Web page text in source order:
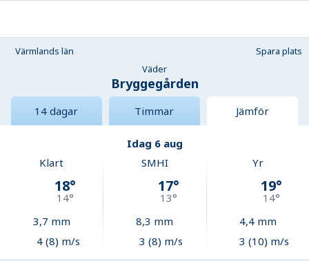
Värmlands län
Spara plats
Väder
Bryggegården
14 dagar Timmar Jämför
Idag 6 aug
Klart
18°
14°
3,7 mm
4 (8) m/s
SMHI
17°
13°
8,3 mm
3 (8) m/s
Yr
19°
14°
4,4mm
3 (10) m/s